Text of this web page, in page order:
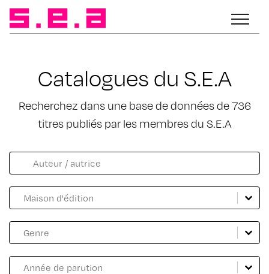
Catalogues du S.E.A
Recherchez dans une base de données de 736
titres publiés par les membres du S.E.A
Facette catalogue auteur
Rechercher
Catalogue Maison d'édition
Sélectionnez le contenu
Sélectionnez le contenu
Catalogue genre
Sélectionnez le contenu
Sélectionnez le contenu
Catalogue année
Sélectionnez le contenu
Sélectionnez le contenu